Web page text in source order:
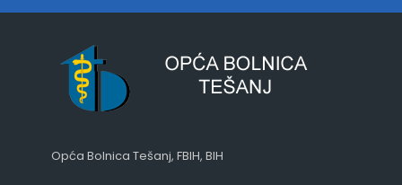
Opća Bolnica Tešanj, FBIH, BIH